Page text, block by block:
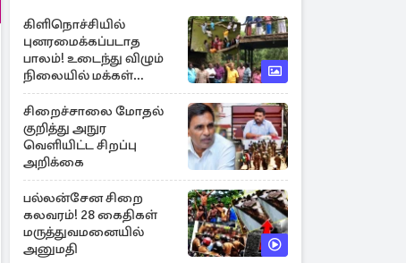
கிளிநொச்சியில்
புனரமைக்கப்படாத
பாலம்! உடைந்து விழும்
நிலையில் மக்கள்
போராட்டம்
சிறைச்சாலை மோதல்
குறித்து அநுர
வெளியிட்ட சிறப்பு
அறிக்கை
பல்லன்சேன சிறை
கலவரம்! 28 கைதிகள்
மருத்துவமனையில்
அனுமதி